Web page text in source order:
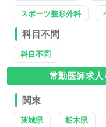
スポーツ整形外科
科目不問
科目不問
常勤医師求
関東
茨城県 栃木県